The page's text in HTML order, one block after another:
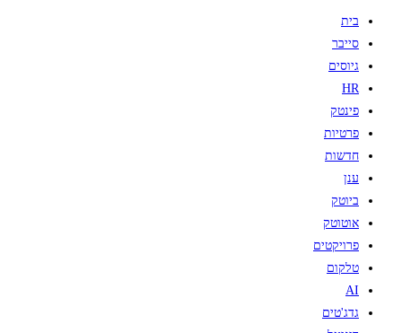
בית
סייבר
גיוסים
HR
פינטק
פרטיות
חדשות
ענן
ביוטק
אוטוטק
פרויקטים
טלקום
AI
גדג'טים